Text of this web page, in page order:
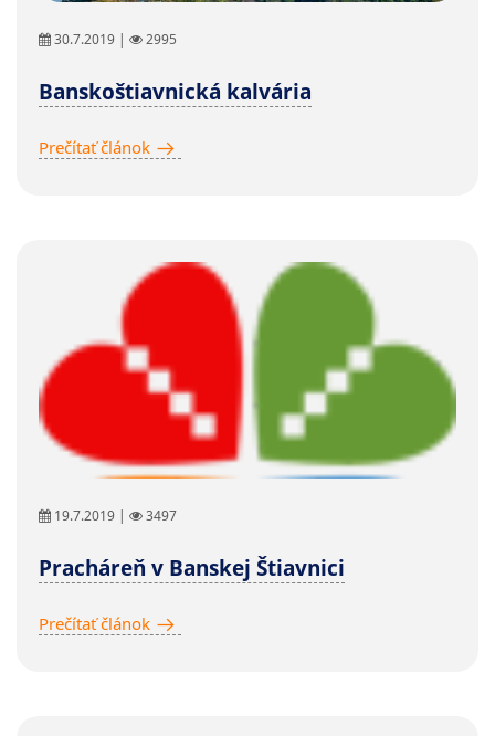
30.7.2019 | 2995
Banskoštiavnická kalvária
Prečítať článok
19.7.2019 | 3497
Pracháreň v Banskej Štiavnici
Prečítať článok